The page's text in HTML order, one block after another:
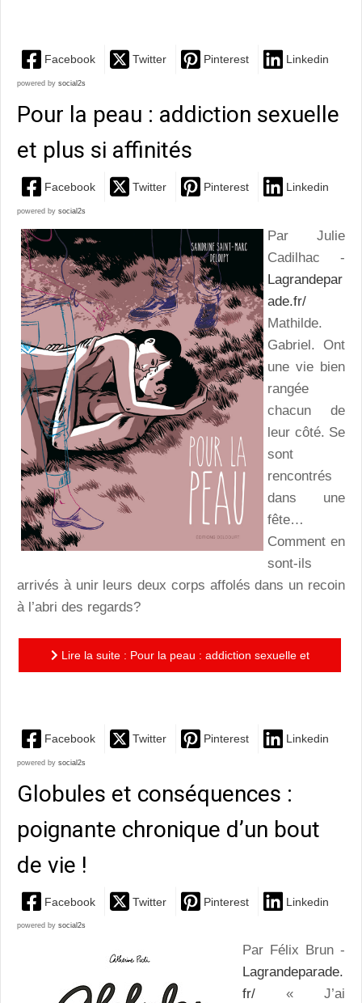
Facebook Twitter Pinterest Linkedin
powered by social2s
Pour la peau : addiction sexuelle
et plus si affinités
Facebook Twitter Pinterest Linkedin
powered by social2s
Par Julie
Cadilhac -
Lagrandepar
ade.fr/
Mathilde.
Gabriel. Ont
une vie bien
rangée
chacun de
leur côté. Se
sont
rencontrés
dans une
fête…
Comment en
sont-ils
arrivés à unir leurs deux corps affolés dans un recoin
à l’abri des regards?
Lire la suite : Pour la peau : addiction sexuelle et
Facebook Twitter Pinterest Linkedin
powered by social2s
Globules et conséquences :
poignante chronique d’un bout
de vie !
Facebook Twitter Pinterest Linkedin
powered by social2s
Par Félix Brun -
Lagrandeparade.
fr/ « J’ai